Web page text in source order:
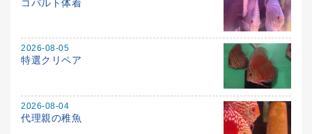
コバルト体着
2026-08-05
特選クリペア
2026-08-04
代理親の稚魚